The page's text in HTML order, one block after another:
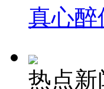
真心醉
热点新